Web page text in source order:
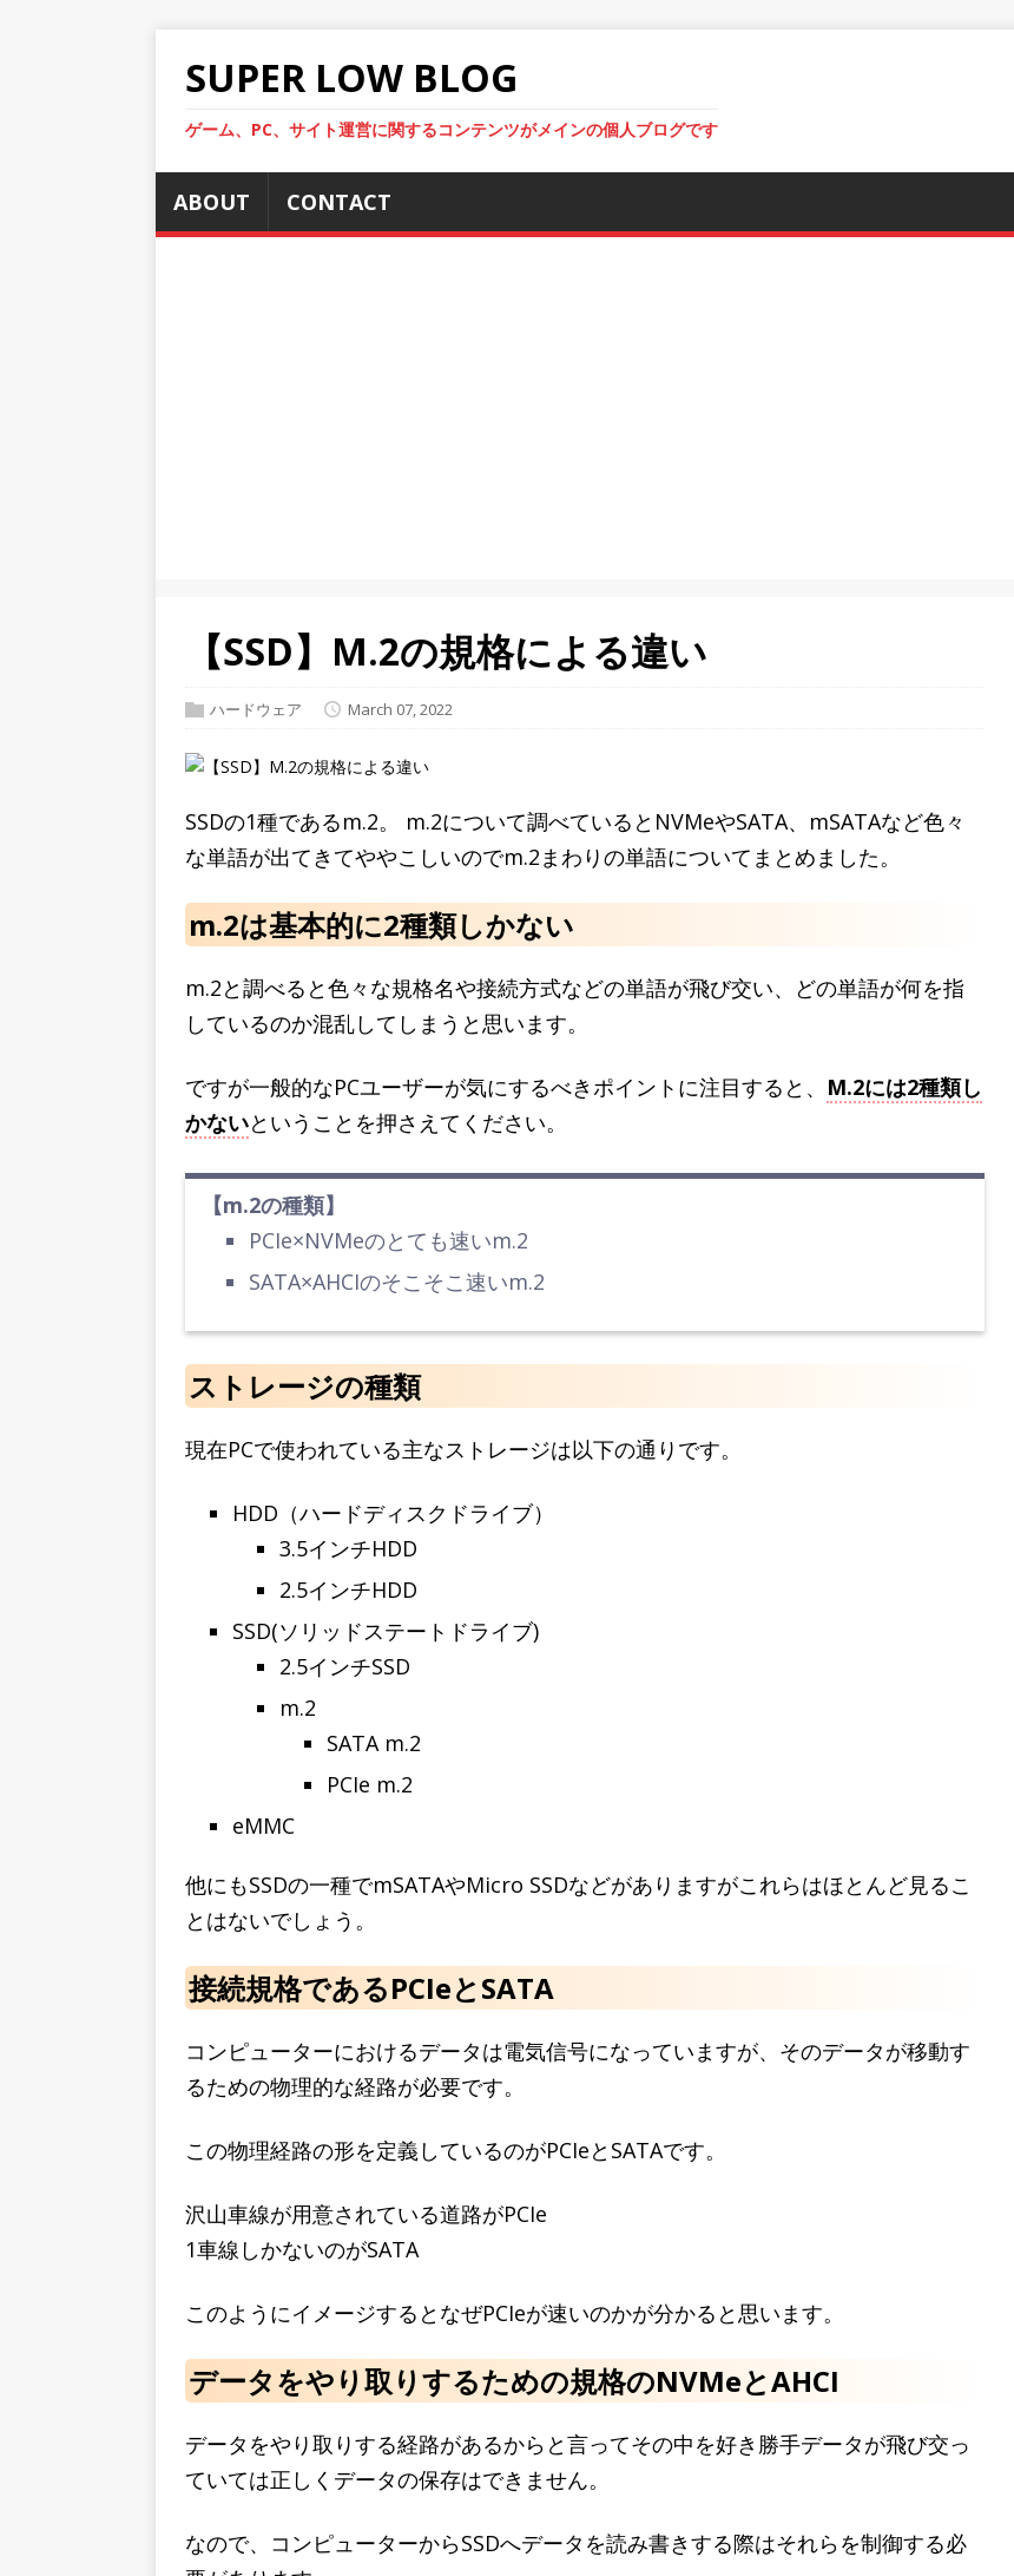
SUPER LOW BLOG
ゲーム、PC、サイト運営に関するコンテンツがメインの個人ブログです
ABOUT CONTACT
【SSD】M.2の規格による違い
ハードウェア March 07, 2022
SSDの1種であるm.2。 m.2について調べているとNVMeやSATA、mSATAなど色々
な単語が出てきてややこしいのでm.2まわりの単語についてまとめました。
m.2は基本的に2種類しかない
m.2と調べると色々な規格名や接続方式などの単語が飛び交い、どの単語が何を指
しているのか混乱してしまうと思います。
ですが一般的なPCユーザーが気にするべきポイントに注目すると、 M.2には2種類し
かないということを押さえてください。
【m.2の種類】
PCIe×NVMeのとても速いm.2
SATA×AHCIのそこそこ速いm.2
ストレージの種類
現在PCで使われている主なストレージは以下の通りです。
HDD（ハードディスクドライブ）
3.5インチHDD
2.5インチHDD
SSD(ソリッドステートドライブ)
2.5インチSSD
m.2
SATA m.2
PCIe m.2
eMMC
他にもSSDの一種でmSATAやMicro SSDなどがありますがこれらはほとんど見るこ
とはないでしょう。
接続規格であるPCIeとSATA
コンピューターにおけるデータは電気信号になっていますが、そのデータが移動す
るための物理的な経路が必要です。
この物理経路の形を定義しているのがPCIeとSATAです。
沢山車線が用意されている道路がPCIe
1車線しかないのがSATA
このようにイメージするとなぜPCIeが速いのかが分かると思います。
データをやり取りするための規格のNVMeとAHCI
データをやり取りする経路があるからと言ってその中を好き勝手データが飛び交っ
ていては正しくデータの保存はできません。
なので、コンピューターからSSDへデータを読み書きする際はそれらを制御する必